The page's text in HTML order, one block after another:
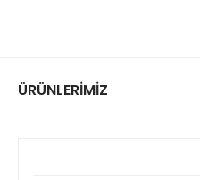
ÜRÜNLERİMİZ